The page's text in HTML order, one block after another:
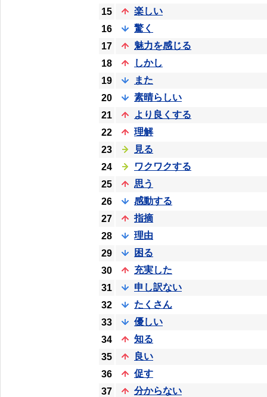
15
楽しい
16
驚く
17
魅力を感じる
18
しかし
19
また
20
素晴らしい
21
より良くする
22
理解
23
見る
24
ワクワクする
25
思う
26
感動する
27
指摘
28
理由
29
困る
30
充実した
31
申し訳ない
32
たくさん
33
優しい
34
知る
35
良い
36
促す
37
分からない